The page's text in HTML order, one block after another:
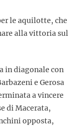
le aquilotte, che
alla vittoria sul
in diagonale con
e Gerosa
a vincere
di Macerata,
opposta,